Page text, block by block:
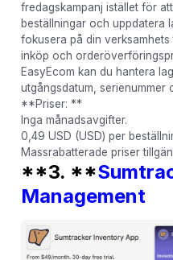
fredagskampanj istället för
beställningar och uppdatera
fokusera på din
inköp och
EasyEcom kan du hantera
utgångsdatum, serienummer
**Priser: **
Inga månadsavgifter.
0,49 USD (USD) per
Massrabatterade priser
**3. **
Management